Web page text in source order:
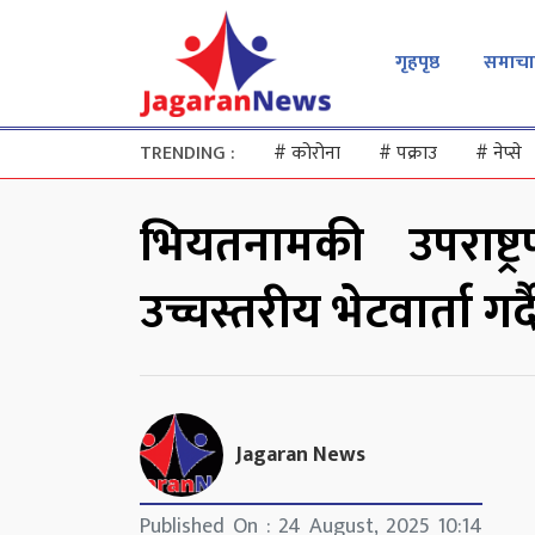
गृहपृष्ठ
TRENDING : #कोरोना #पक्राउ #नेप्से
भियतनामकी
उच्चस्तरीय भेटवार्ता
Jagaran News
Published On : 24 August, 2025 10:14